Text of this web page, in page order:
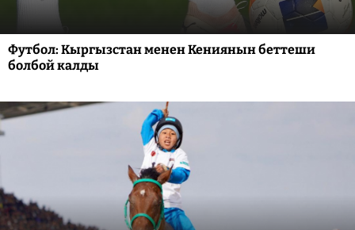
Футбол: Кыргызстан менен Кениянын беттеши
болбой калды